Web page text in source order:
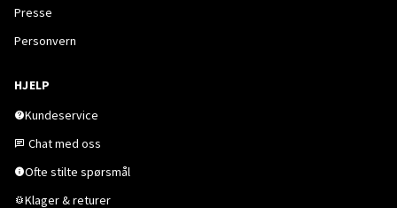
Presse
Personvern
HJELP
Kundeservice
Chat med oss
Ofte stilte spørsmål
Klager & returer